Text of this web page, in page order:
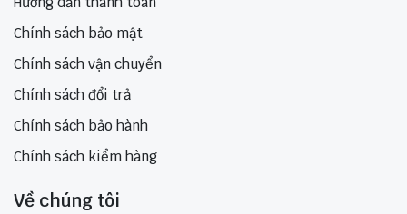
Chính sách bảo mật
Chính sách vận chuyển
Chính sách đổi trả
Chính sách bảo hành
Chính sách kiểm hàng
Về chúng tôi